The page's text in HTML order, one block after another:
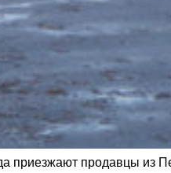
приезжают продавцы